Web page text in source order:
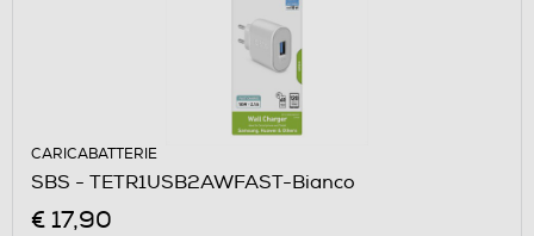
CARICABATTERIE
SBS - TETR1USB2AWFAST-Bianco
€ 17,90